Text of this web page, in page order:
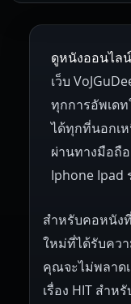
1945 1942
1938 1937
Netherlands
Hungary
Czech Republic
ดูหนังออนไล
เว็บ
ทุกการอัพเด
ได้ทุกที่นอกเ
ผ่านทางมือถื
Iphone Ipad
สำหรับคอหนัง
ใหม่ที่ได้รับคว
คุณจะไม่พลาด
เรื่อง HIT สำ